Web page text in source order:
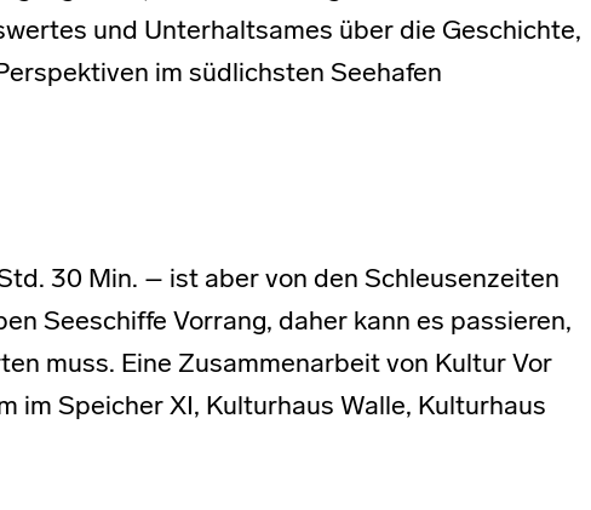
und Unterhaltsames über die Geschichte,
im südlichsten Seehafen
30 Min. – ist aber von den Schleusenzeiten
Seeschiffe Vorrang, daher kann es passieren,
muss. Eine Zusammenarbeit von Kultur Vor
im Speicher XI, Kulturhaus Walle, Kulturhaus